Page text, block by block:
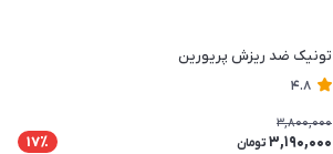
تونیک ضد ریزش پریورین
4.8
3,800,000
3,190,000 تومان 17٪